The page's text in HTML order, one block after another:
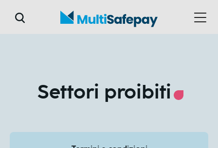
Settori proibiti